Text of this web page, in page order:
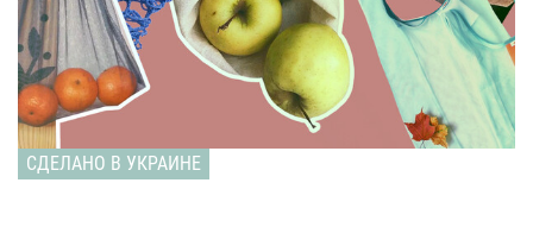
СДЕЛАНО В УКРАИНЕ